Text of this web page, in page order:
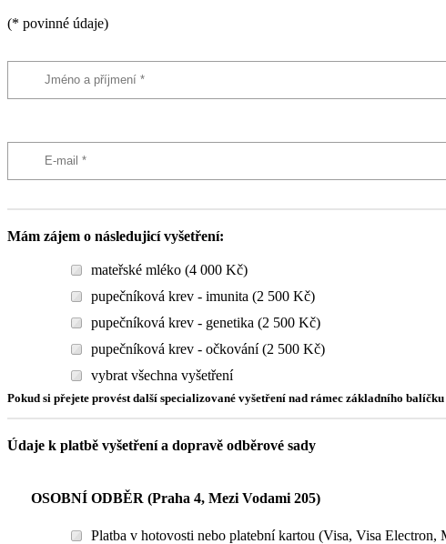
(* povinné údaje)
Mám zájem o následujicí vyšetření:
mateřské mléko (4 000 Kč)
pupečníková krev - imunita (2 500 Kč)
pupečníková krev - genetika (2 500 Kč)
pupečníková krev - očkování (2 500 Kč)
vybrat všechna vyšetření
Pokud si přejete provést další specializované vyšetření nad rámec základního
Údaje k platbě vyšetření a dopravě odběrové sady
OSOBNÍ ODBĚR (Praha 4, Mezi Vodami 205)
Platba v hotovosti nebo platební kartou (Visa, Visa Electron,